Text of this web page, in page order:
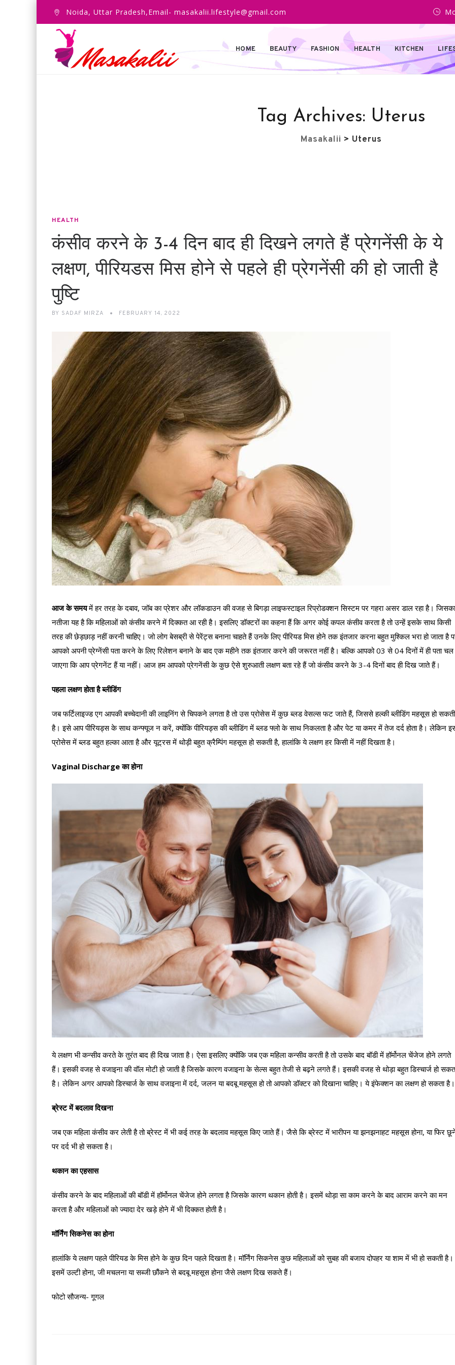
Noida, Uttar Pradesh,Email- masakalii.lifestyle@gmail.com
HOME BEAUTY FASHION HEALTH KITCHEN
Tag Archives: Uterus
Masakalii > Uterus
HEALTH
कंसीव करने के 3-4 दिन बाद ही दिखने लगते हैं प्रेगनेंसी के ये
लक्षण, पीरियडस मिस होने से पहले ही प्रेगनेंसी की हो जाती है
पुष्टि
BY SADAF MIRZA FEBRUARY 14, 2022
आज के समयमें हर तरह के दबाव, जॉब का प्रेशर और लॉकडाउन की वजह से बिगड़ा लाइफस्‍टाइल रिप्रोडक्शन सिस्टम पर गहरा असर डाल रहा है। जिसका
नतीजा यह है कि महिलाओं को कंसीव करने में दिक्‍कत आ रही है। इसलिए डॉक्‍टरों का कहना हैं कि अगर कोई कपल कंसीव करता है तो उन्‍हें इसके साथ किसी
तरह की छेड़छाड़ नहीं करनी चाहिए। जो लोग बेसब्री से पेरेंट्स बनाना चाहते हैं उनके लिए पीरियड मिस होने तक इंतजार करना बहुत मुश्किल भरा हो जाता है
आपको अपनी प्रेग्‍नेंसी पता करने के लिए रिलेशन बनाने के बाद एक महीने तक इंतजार करने की जरूरत नहीं है। बल्कि आपको 03 से 04 दिनों में ही पता चल
जाएगा कि आप प्रेगनेंट हैं या नहीं। आज हम आपको प्रेगनेंसी के कुछ ऐसे शुरुआती लक्षण बता रहे हैं जो कंसीव करने के 3-4 दिनों बाद ही दिख जाते हैं।
पहला लक्षण होता है ब्‍ल‍ीडिंग
जब फर्टिलाइज्‍ड एग आपकी बच्‍चेदानी की लाइनिंग से चिपकने लगता है तो उस प्रोसेस में कुछ ब्‍लड वेसल्‍स फट जाते हैं, जिससे हल्‍की ब्‍लीडिंग महसूस हो सकती
है। इसे आप पीरियड्स के साथ कन्‍फ्यूज न करें, क्‍योंकि पीरियड्स की ब्‍लीडिंग में ब्‍लड फ्लो के साथ निकलता है और पेट या कमर में तेज दर्द होता है। लेकिन
प्रोसेस में ब्‍लड बहुत हल्‍का आता है और यूट्रस में थोड़ी बहुत क्रैम्पिंग महसूस हो सकती है, हालांकि ये लक्षण हर किसी में नहीं दिखता है।
Vaginal Discharge का होना
ये लक्षण भी कन्‍सीव करते के तुरंत बाद ही दिख जाता है। ऐसा इसलिए क्‍योंकि जब एक महिला कन्‍सीव करती है तो उसके बाद बॉडी में हॉर्मोनल चेंजेज होने लगते
हैं। इसकी वजह से वजाइना की वॉल मोटी हो जाती है जिसके कारण वजाइना के सेल्‍स बहुत तेजी से बढ़ने लगते हैं। इसकी वजह से थोड़ा बहुत डिस्चार्ज हो
है। लेकिन अगर आपको डिस्चार्ज के साथ वजाइना में दर्द, जलन या बदबू महसूस हो तो आपको डॉक्‍टर को दिखाना चाहिए। ये इंफेक्‍शन का लक्षण हो सकता है।
ब्रेस्‍ट में बदलाव दिखना
जब एक महिला कंसीव कर लेती है तो ब्रेस्‍ट में भी कई तरह के बदलाव महसूस किए जाते हैं। जैसे कि ब्रेस्‍ट में भारीपन या झनझनाहट महसूस होना, या फिर
पर दर्द भी हो सकता है।
थकान का एहसास
कंसीव करने के बाद महिलाओं की बॉडी में हॉर्मोनल चेंजेज होने लगता है जिसके कारण थकान होती है। इसमें थोड़ा सा काम करने के बाद आराम करने का मन
करता है और महिलाओं को ज्‍यादा देर खड़े होने में भी दिक्‍कत होती है।
मॉर्निंग सिकनेस का होना
हालांकि ये लक्षण पहले पीरियड के मिस होने के कुछ दिन पहले दिखता है। मॉर्निंग सिकनेस कुछ महिलाओं को सुबह की बजाय दोपहर या शाम में भी हो सकती है।
इसमें उल्‍टी होना, जी मचलना या सब्‍जी छौंकने से बदबू महसूस होना जैसे लक्षण दिख सकते हैं।
फोटो सौजन्य- गूगल